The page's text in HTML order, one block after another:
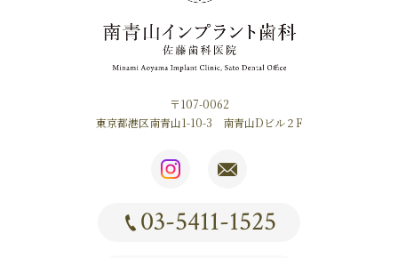
〒107-0062
東京都港区南青山1-10-3 南青山Dビル２F
03-5411-1525